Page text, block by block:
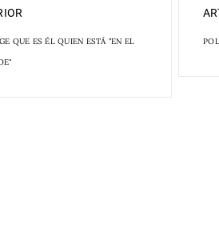
QUE ES ÉL QUIEN ESTÁ "EN EL